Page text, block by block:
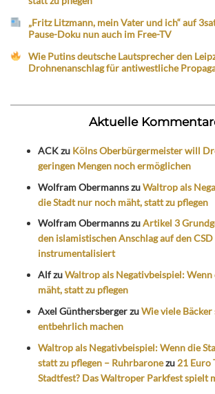
„Fritz Litzmann, mein Vater und ich“ auf
Pause-Doku nun auch im Free-TV
Wie Putins deutsche Lautsprecher den
Drohnenanschlag für antiwestliche
Aktuelle
ACKzu Kölns Oberbürgermeister will
geringen Mengen noch ermöglichen
Wolfram ObermannszuWaltrop als
die Stadt nur noch mäht, statt zu pflegen
Wolfram ObermannszuArtikel 3
den islamistischen Anschlag auf den
instrumentalisiert
AlfzuWaltrop als Negativbeispiel:
mäht, statt zu pflegen
Axel GünthersbergerzuWie viele Bäcker
entbehrlich machen
Waltrop als Negativbeispiel: Wenn die
statt zu pflegen – Ruhrbaronezu 21 Euro
Stadtfest? Das Waltroper Parkfest spielt